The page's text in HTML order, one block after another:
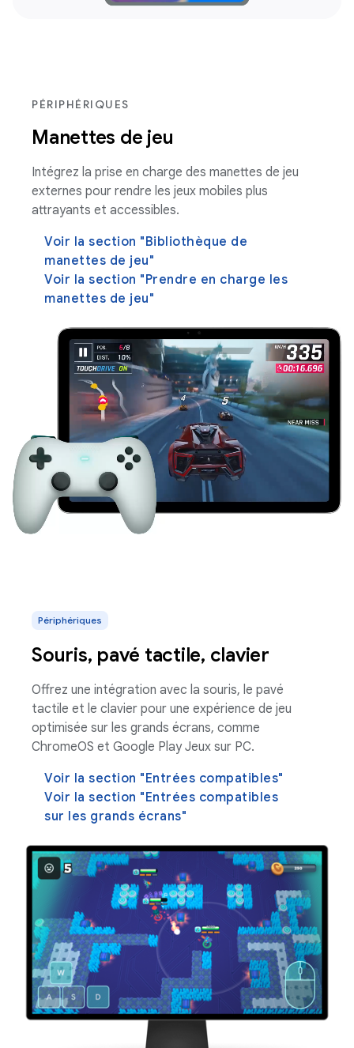
PÉRIPHÉRIQUES
Manettes de jeu
Intégrez la prise en charge des manettes de jeu
externes pour rendre les jeux mobiles plus
attrayants et accessibles.
Voir la section "Bibliothèque de
manettes de jeu"
Voir la section "Prendre en charge les
manettes de jeu"
Périphériques
Souris, pavé tactile, clavier
Offrez une intégration avec la souris, le pavé
tactile et le clavier pour une expérience de jeu
optimisée sur les grands écrans, comme
ChromeOS et Google Play Jeux sur PC.
Voir la section "Entrées compatibles"
Voir la section "Entrées compatibles
sur les grands écrans"